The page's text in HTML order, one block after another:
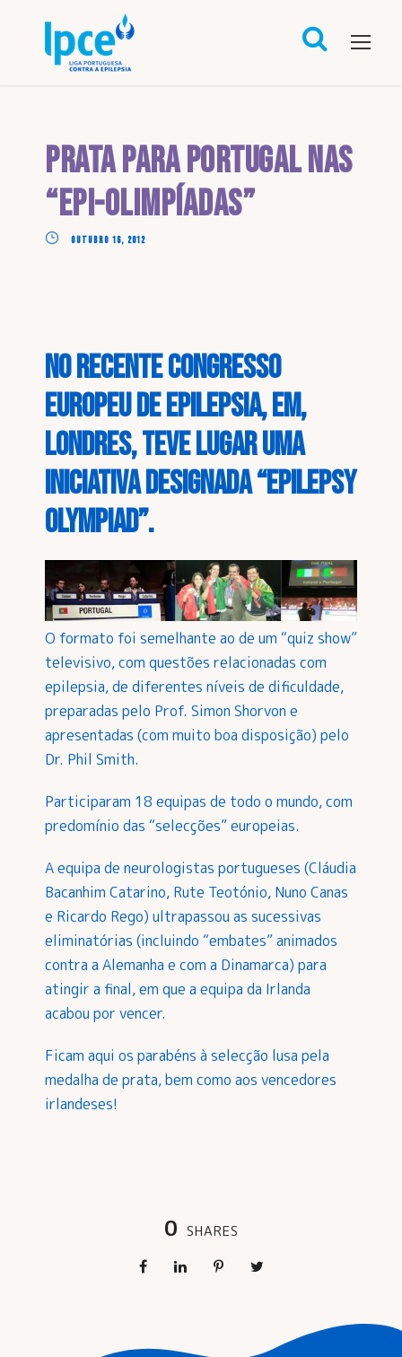
Prata para Portugal nas
“Epi-Olimpíadas”
OUTUBRO 16, 2012
No recente Congresso
Europeu de Epilepsia, em,
Londres, teve lugar uma
iniciativa designada “Epilepsy
Olympiad”.
O formato foi semelhante ao de um “quiz show”
televisivo, com questões relacionadas com
epilepsia, de diferentes níveis de dificuldade,
preparadas pelo Prof. Simon Shorvon e
apresentadas (com muito boa disposição) pelo
Dr. Phil Smith.
Participaram 18 equipas de todo o mundo, com
predomínio das “selecções” europeias.
A equipa de neurologistas portugueses (Cláudia
Bacanhim Catarino, Rute Teotónio, Nuno Canas
e Ricardo Rego) ultrapassou as sucessivas
eliminatórias (incluindo “embates” animados
contra a Alemanha e com a Dinamarca) para
atingir a final, em que a equipa da Irlanda
acabou por vencer.
Ficam aqui os parabéns à selecção lusa pela
medalha de prata, bem como aos vencedores
irlandeses!
0 SHARES